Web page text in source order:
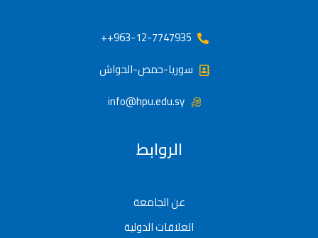
963-12-7747935++
سوريا-حمص-الحواش
info@hpu.edu.sy
الروابط
عن الجامعة
العلاقات الدولية